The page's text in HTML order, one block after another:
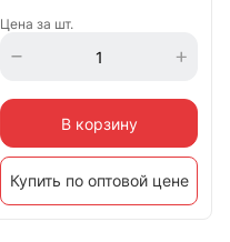
Цена за шт.
В корзину
Купить по оптовой цене